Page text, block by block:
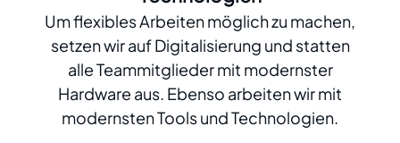
Um flexibles Arbeiten möglich zu machen,
setzen wir auf Digitalisierung und statten
alle Teammitglieder mit modernster
Hardware aus. Ebenso arbeiten wir mit
modernsten Tools und Technologien.